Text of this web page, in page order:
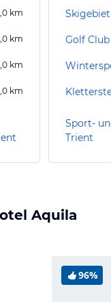
km
km
km
km
Golf
Sport-
Trient
Aquila
96%